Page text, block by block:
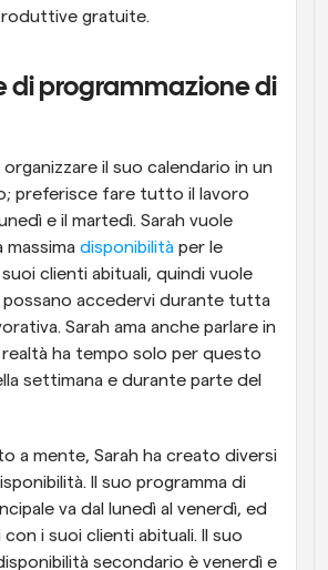
gratuite.
di programmazione di
organizzare il suo calendario in un
preferisce fare tutto il lavoro
e il martedì. Sarah vuole
disponibilità per le
clienti abituali, quindi vuole
possano accedervi durante tutta
Sarah ama anche parlare in
realtà ha tempo solo per questo
settimana e durante parte del
a mente, Sarah ha creato diversi
Il suo programma di
va dal lunedì al venerdì, ed
i suoi clienti abituali. Il suo
secondario è venerdì e